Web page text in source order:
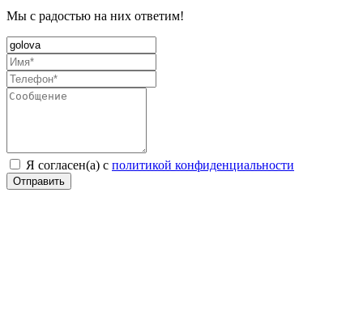
Мы с радостью на них ответим!
Я согласен(а) с политикой конфиденциальности
Отправить